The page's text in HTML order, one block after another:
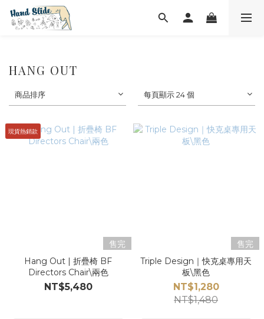
HANG OUT
商品排序 每頁顯示 24 個
現貨熱銷款
售完
Hang Out | 折疊椅 BF
Directors Chair\兩色
NT$5,480
售完
Triple Design｜快克桌專用天
板\黑色
NT$1,280
NT$1,480